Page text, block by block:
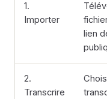
1.
Importer
lien
2.
Transcrire